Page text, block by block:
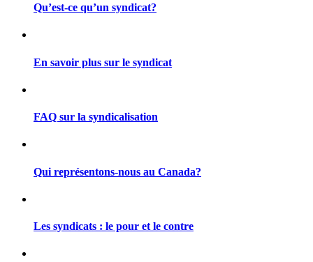
Qu’est-ce qu’un syndicat?
En savoir plus sur le syndicat
FAQ sur la syndicalisation
Qui représentons-nous au Canada?
Les syndicats : le pour et le contre